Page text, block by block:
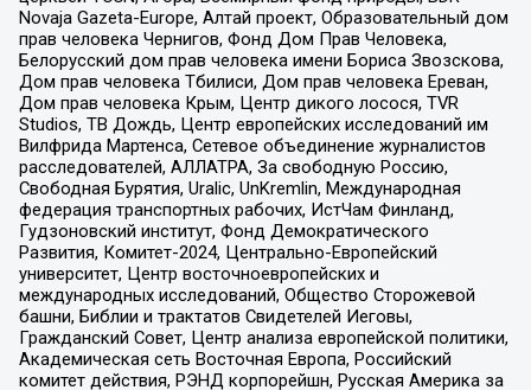
Novaja Gazeta-Europe, Алтай проект, Образовательный дом
прав человека Чернигов, Фонд Дом Прав Человека,
Белорусский дом прав человека имени Бориса Звозскова,
Дом прав человека Тбилиси, Дом прав человека Ереван,
Дом прав человека Крым, Центр дикого лосося, TVR
Studios, ТВ Дождь, Центр европейских исследований им
Вилфрида Мартенса, Сетевое объединение журналистов
расследователей, АЛЛАТРА, За свободную Россию,
Свободная Бурятия, Uralic, UnKremlin, Международная
федерация транспортных рабочих, ИстЧам Финланд,
Гудзоновский институт, Фонд Демократического
Развития, Комитет-2024, Центрально-Европейский
университет, Центр восточноевропейских и
международных исследований, Общество Сторожевой
башни, Библии и трактатов Свидетелей Иеговы,
Гражданский Совет, Центр анализа европейской политики,
Академическая сеть Восточная Европа, Российский
комитет действия, РЭНД корпорейшн, Русская Америка за